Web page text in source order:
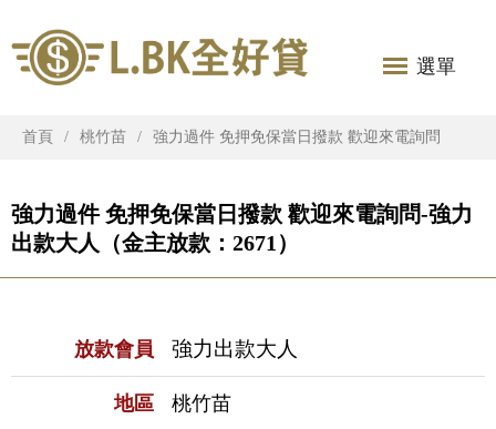
選單
首頁 桃竹苗 強力過件 免押免保當日撥款 歡迎來電詢問
強力過件 免押免保當日撥款 歡迎來電詢問-強力
出款大人（金主放款：2671）
放款會員 強力出款大人
地區 桃竹苗